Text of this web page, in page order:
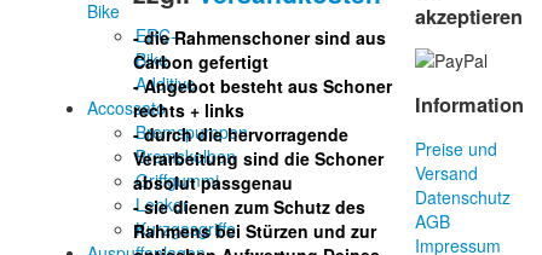
Bike
ERC-
Bike
Additive
Accossato
Bremspumpen
Bremskolben
Griffgummi
Lenker
Kurzgasgriffe
- die Rahmenschoner sind aus
Carbon gefertigt
- Angebot besteht aus Schoner
rechts + links
- durch die hervorragende
Verarbeitung sind die Schoner
absolut passgenau
- sie dienen zum Schutz des
Rahmens bei Stürzen und zur
akzeptieren
Information
Preise und
Versand
Datenschutz
AGB
Impressum